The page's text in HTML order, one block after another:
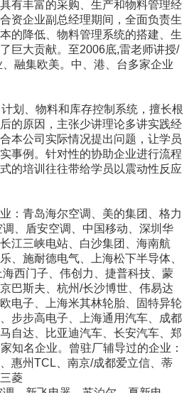
有丰富的采购、生产和物料管理经
资企业副总经理期间，全面负责生
的降低、物料管理系统的搭建、生
巨大贡献。至2006底,雷老师讲授/
融集欧美。中、港、台多家企业
划、物料和库存控制系统，擅长根
的原因，主张少讲理论多讲实践经
本公司实际情况提出问题，让学员
事例。针对性的协助企业进行流程
的培训往往带给学员以震动性反应
：青岛海尔空调、美的集团、格力
、盾安空调、中国移动、深圳华
江三峡电站、白沙集团、海南航
、施耐德电气、上海松下半导体、
西门子、伟创力、捷普科技、蒙
巴斯夫、杭州/长沙博世、伟易达
电子、上海米其林轮胎、固特异轮
步步高电子、上海通用汽车、成都
自达、比亚迪汽车、长安汽车、郑
知名企业。曾驻厂辅导过的企业：
惠州TCL、南京/成都爱立信、蒂
菱